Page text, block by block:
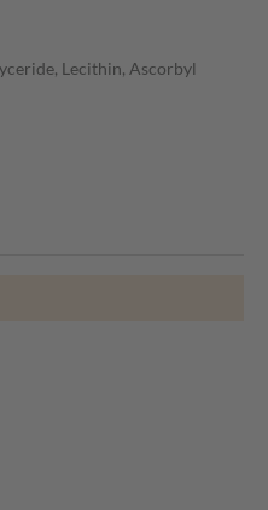
Lecithin, Ascorbyl